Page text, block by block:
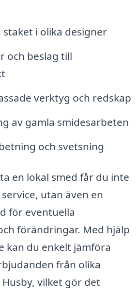
staket i olika designer
och beslag till
verktyg och redskap
av gamla smidesarbeten
och svetsning
en lokal smed får du inte
utan även en
för eventuella
förändringar. Med hjälp
kan du enkelt jämföra
från olika
vilket gör det